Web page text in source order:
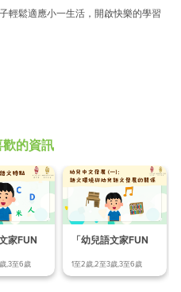
輕鬆適應小一生活，開啟快樂的學習
的資訊
家FUN
,3至6歲
「幼兒語文家FUN
語文
1至2歲,2至3歲,3至6歲